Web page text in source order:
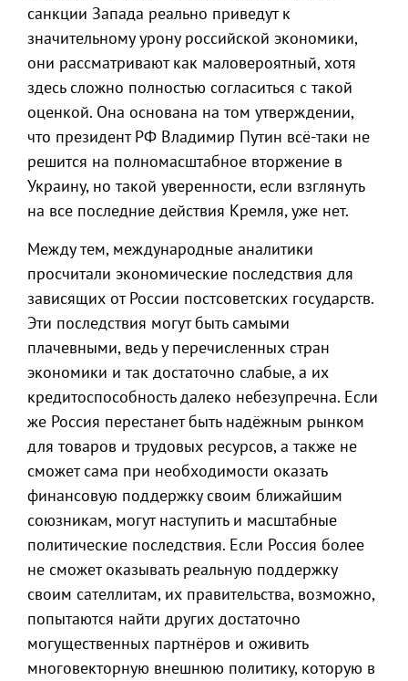
санкции Запада реально приведут к
значительному урону российской экономики,
они рассматривают как маловероятный, хотя
здесь сложно полностью согласиться с такой
оценкой. Она основана на том утверждении,
что президент РФ Владимир Путин всё-таки не
решится на полномасштабное вторжение в
Украину, но такой уверенности, если взглянуть
на все последние действия Кремля, уже нет.
Между тем, международные аналитики
просчитали экономические последствия для
зависящих от России постсоветских государств.
Эти последствия могут быть самыми
плачевными, ведь у перечисленных стран
экономики и так достаточно слабые, а их
кредитоспособность далеко небезупречна. Если
же Россия перестанет быть надёжным рынком
для товаров и трудовых ресурсов, а также не
сможет сама при необходимости оказать
финансовую поддержку своим ближайшим
союзникам, могут наступить и масштабные
политические последствия. Если Россия более
не сможет оказывать реальную поддержку
своим сателлитам, их правительства, возможно,
попытаются найти других достаточно
могущественных партнёров и оживить
многовекторную внешнюю политику, которую в